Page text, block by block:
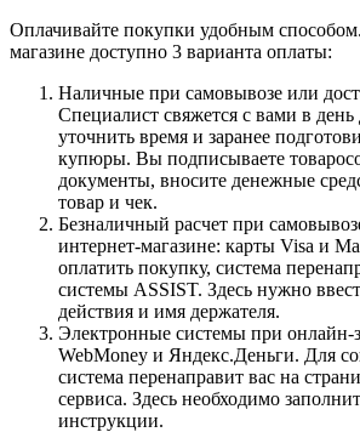
Оплачивайте покупки удобным
магазине доступно 3 варианта оплаты:
Наличные при самовывозе или
Специалист свяжется с вами в
уточнить время и заранее
купюры. Вы подписываете
документы, вносите денежные
товар и чек.
Безналичный расчет при
интернет-магазине: карты Visa и
оплатить покупку, система
системы ASSIST. Здесь нужно
действия и имя держателя.
Электронные системы при онлайн-
WebMoney и Яндекс.Деньги. Для
система перенаправит вас на
сервиса. Здесь необходимо
инструкции.